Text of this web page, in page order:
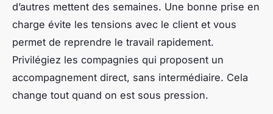
d’autres mettent des semaines. Une bonne prise en
charge évite les tensions avec le client et vous
permet de reprendre le travail rapidement.
Privilégiez les compagnies qui proposent un
accompagnement direct, sans intermédiaire. Cela
change tout quand on est sous pression.